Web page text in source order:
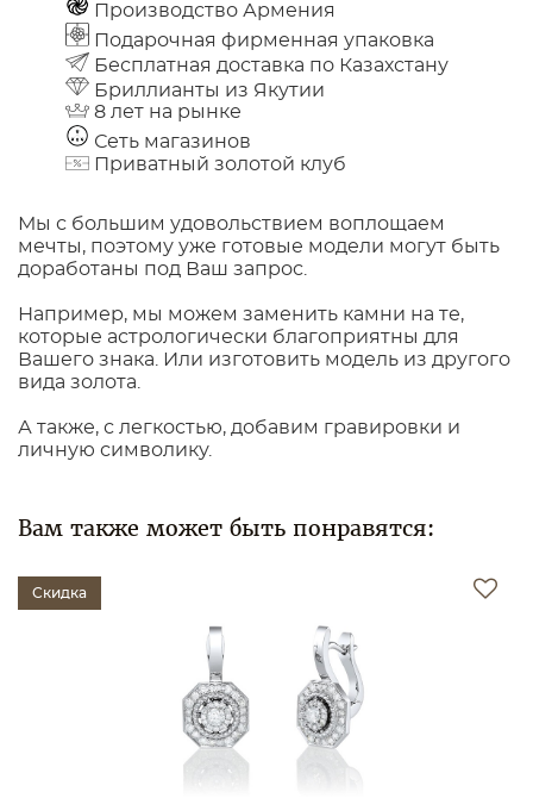
Производство Армения
Подарочная фирменная упаковка
Бесплатная доставка по Казахстану
Бриллианты из Якутии
8 лет на рынке
Сеть магазинов
Приватный золотой клуб
Мы с большим удовольствием воплощаем
мечты, поэтому уже готовые модели могут быть
доработаны под Ваш запрос.
Например, мы можем заменить камни на те,
которые астрологически благоприятны для
Вашего знака. Или изготовить модель из другого
вида золота.
А также, с легкостью, добавим гравировки и
личную символику.
Вам также может быть понравятся:
Скидка